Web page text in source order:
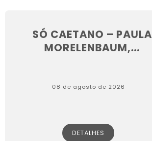
SÓ CAETANO – PAULA
MORELENBAUM,...
08 de agosto de 2026
DETALHES